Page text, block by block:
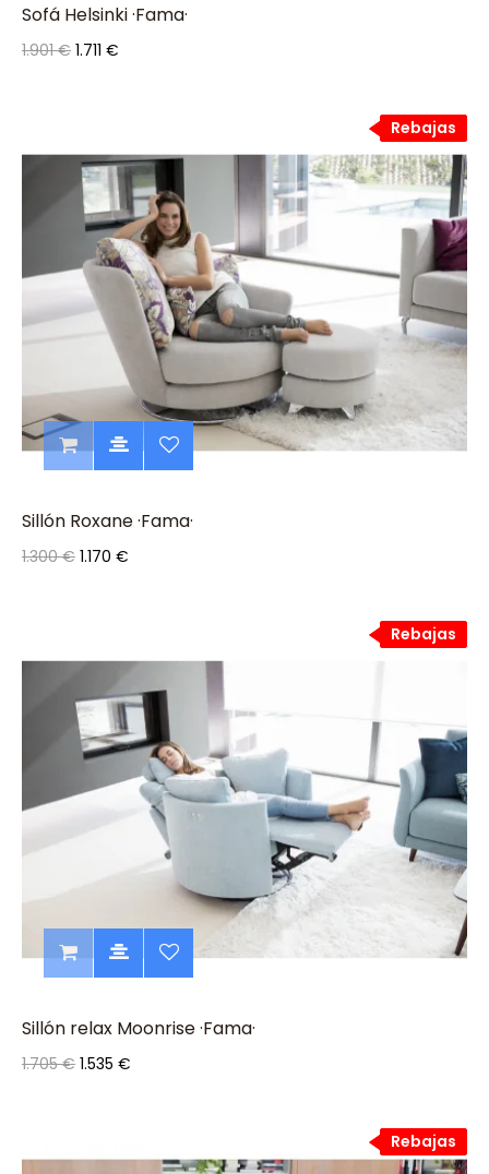
Sofá Helsinki ·Fama·
1.901 € 1.711 €
Rebajas
Rebajas
Sillón Roxane ·Fama·
1.300 € 1.170 €
Rebajas
Rebajas
Sillón relax Moonrise ·Fama·
1.705 € 1.535 €
Rebajas
Rebajas